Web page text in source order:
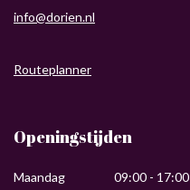
info@dorien.nl
Routeplanner
Openingstijden
Maandag
09:00 - 17:00